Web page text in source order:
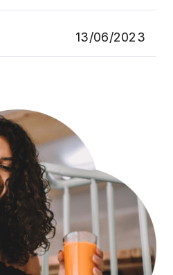
13/06/2023